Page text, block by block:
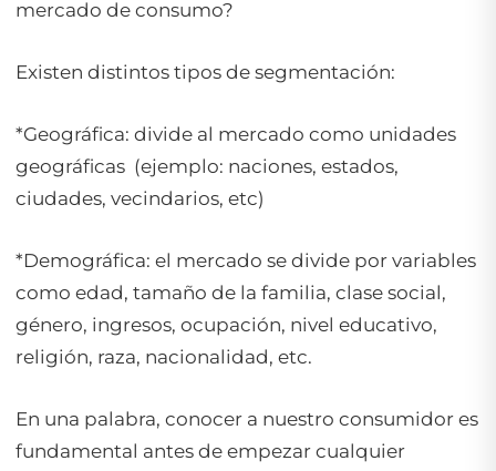
mercado de consumo?
Existen distintos tipos de segmentación:
*Geográfica: divide al mercado como unidades
geográficas (ejemplo: naciones, estados,
ciudades, vecindarios, etc)
*Demográfica: el mercado se divide por variables
como edad, tamaño de la familia, clase social,
género, ingresos, ocupación, nivel educativo,
religión, raza, nacionalidad, etc.
En una palabra, conocer a nuestro consumidor es
fundamental antes de empezar cualquier